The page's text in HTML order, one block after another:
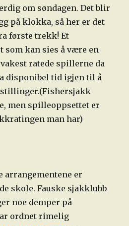
om søndagen. Det blir
på klokka, så her er det
første trekk! Et
som kan sies å være en
ratede spillerne da
disponibel tid igjen til å
men spilleoppsettet er
man har)
arrangementene er
skole. Fauske sjakklubb
noe demper på
ordnet rimelig